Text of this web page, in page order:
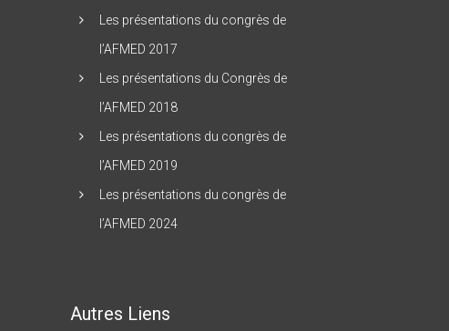
Les présentations du congrès de
l’AFMED 2017
Les présentations du Congrès de
l’AFMED 2018
Les présentations du congrès de
l’AFMED 2019
Les présentations du congrès de
l’AFMED 2024
Autres Liens